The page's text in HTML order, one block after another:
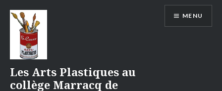
contenu
Les Arts Plastiques au
collège Marracq de
MENU